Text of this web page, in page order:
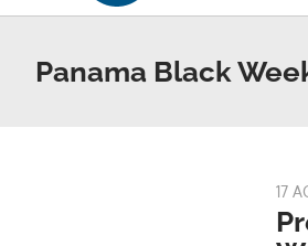
Panama Black
17